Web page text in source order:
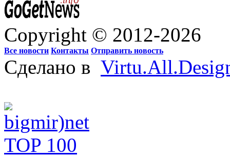
Copyright © 2012-2026
Все новости Контакты Отправить новость
Сделано в